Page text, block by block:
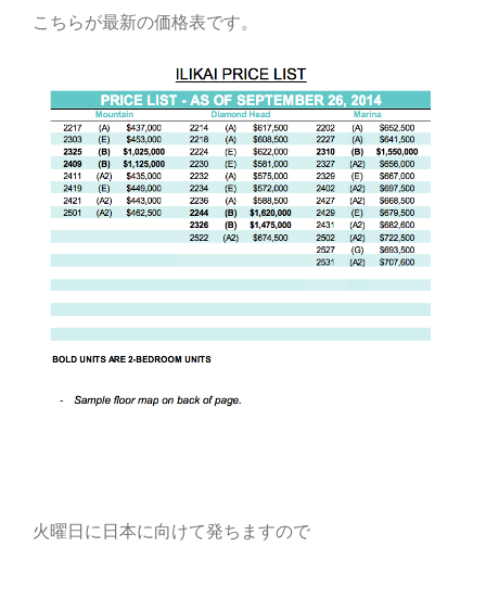
こちらが最新の価格表です。
火曜日に日本に向けて発ちますので